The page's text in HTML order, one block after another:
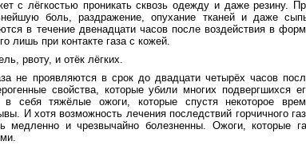
с лёгкостью проникать сквозь одежду и даже резину.
боль, раздражение, опухание тканей и даже
в течение двенадцати часов после воздействия в
лишь при контакте газа с кожей.
рвоту, и отёк лёгких.
не проявляются в срок до двадцати четырёх часов
свойства, которые убили многих подвергшихся
себя тяжёлые ожоги, которые спустя некоторое
И хотя возможность лечения последствий горчичного
медленно и чрезвычайно болезненны. Ожоги, которые